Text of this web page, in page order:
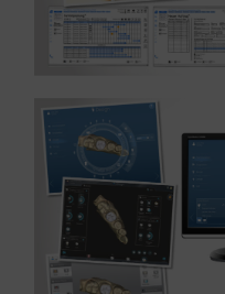
Referenz: UX und
MEHR ERFAHREN ...